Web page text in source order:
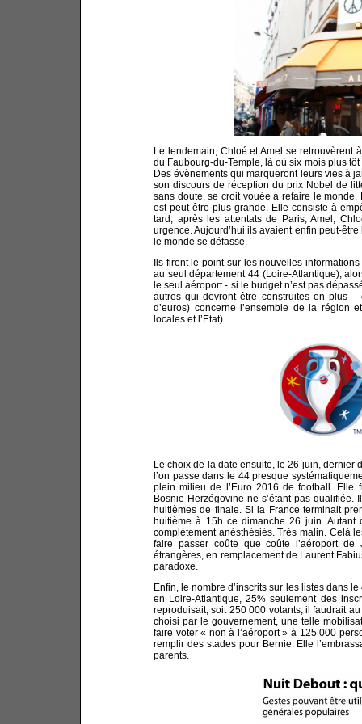
Le lendemain, Chloé et Amel se retrouvèrent
du Faubourg-du-Temple, là où six mois plus
Des évènements qui marqueront leurs vies à
son discours de réception du prix Nobel de
sans doute, se croit vouée à refaire le
est peut-être plus grande. Elle consiste à
tard, après les attentats de Paris, Amel,
urgence. Aujourd’hui ils avaient enfin peut-
le monde se défasse.
Ils firent le point sur les nouvelles
au seul département 44 (Loire-Atlantique),
le seul aéroport - si le budget n’est pas
autres qui devront être construites en plus
d’euros) concerne l’ensemble de la région
locales et l’Etat).
Le choix de la date ensuite, le 26 juin, dernier
l’on passe dans le 44 presque
plein milieu de l’Euro 2016 de football. Elle
Bosnie-Herzégovine ne s’étant pas
huitièmes de finale. Si la France terminait
huitième à 15h ce dimanche 26 juin.
complètement anésthésiés. Très malin. Celà
faire passer coûte que coûte l’aéroport de
étrangères, en remplacement de Laurent
paradoxe.
Enfin, le nombre d’inscrits sur les listes dans
en Loire-Atlantique, 25% seulement des
reproduisait, soit 250 000 votants, il faudrait
choisi par le gouvernement, une telle
faire voter « non à l’aéroport » à 125 000
remplir des stades pour Bernie. Elle
parents.